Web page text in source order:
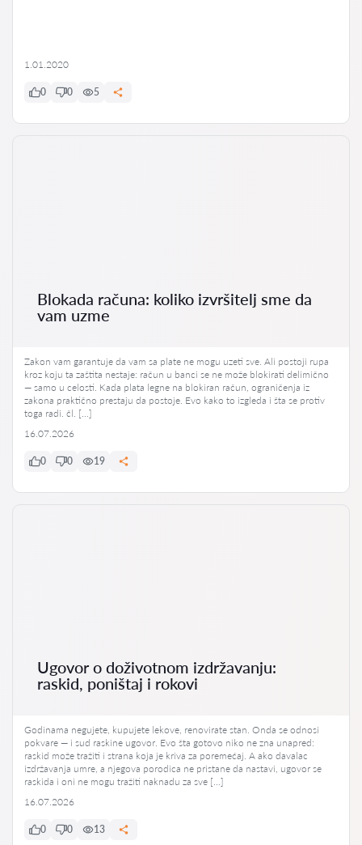
1.01.2020
0 0 5
Blokada računa: koliko izvršitelj sme da
vam uzme
Zakon vam garantuje da vam sa plate ne mogu uzeti sve. Ali postoji rupa
kroz koju ta zaštita nestaje: račun u banci se ne može blokirati delimično
— samo u celosti. Kada plata legne na blokiran račun, ograničenja iz
zakona praktično prestaju da postoje. Evo kako to izgleda i šta se protiv
toga radi. čl. […]
16.07.2026
0 0 19
Ugovor o doživotnom izdržavanju:
raskid, poništaj i rokovi
Godinama negujete, kupujete lekove, renovirate stan. Onda se odnosi
pokvare — i sud raskine ugovor. Evo šta gotovo niko ne zna unapred:
raskid može tražiti i strana koja je kriva za poremećaj. A ako davalac
izdržavanja umre, a njegova porodica ne pristane da nastavi, ugovor se
raskida i oni ne mogu tražiti naknadu za sve […]
16.07.2026
0 0 13